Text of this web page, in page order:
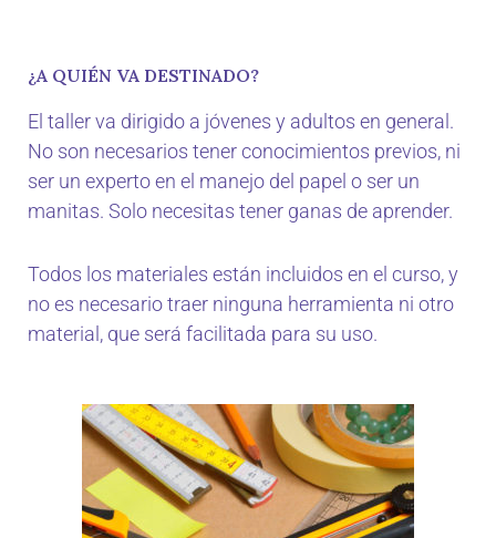
¿A QUIÉN VA DESTINADO?
El taller va dirigido a jóvenes y adultos en general.
No son necesarios tener conocimientos previos, ni
ser un experto en el manejo del papel o ser un
manitas. Solo necesitas tener ganas de aprender.
Todos los materiales están incluidos en el curso, y
no es necesario traer ninguna herramienta ni otro
material, que será facilitada para su uso.